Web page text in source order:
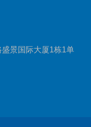
景国际大厦1栋1单